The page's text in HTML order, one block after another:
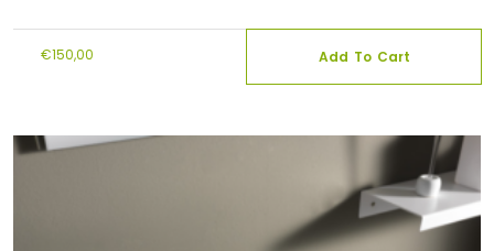
€150,00 Add To Cart